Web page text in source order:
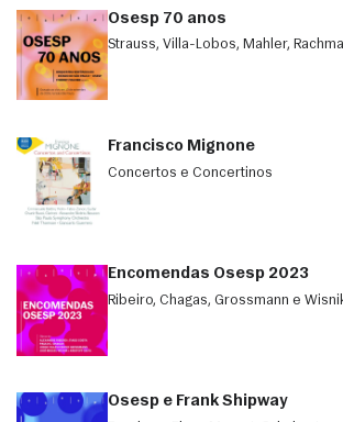
Osesp 70 anos
Strauss, Villa-Lobos, Mahler,
Francisco Mignone
Concertos e Concertinos
Encomendas Osesp 2023
Ribeiro, Chagas, Grossmann e
Osesp e Frank Shipway